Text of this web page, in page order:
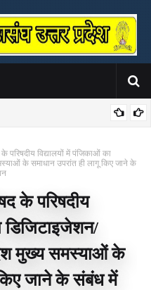
परिषदीय विद्यालयों में पंजिकाओं का
के समाधान उपरांत ही लागू किए जाने के
के परिषदीय
डिजिटाइजेशन/
मुख्य समस्याओं के
जाने के संबंध में